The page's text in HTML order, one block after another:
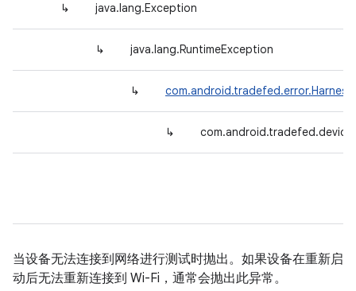
↳ java.lang.Exception
↳ java.lang.RuntimeException
↳
↳
当设备无法连接到网络进行测试时抛出。如果设备在重新启
动后无法重新连接到 Wi-Fi，通常会抛出此异常。